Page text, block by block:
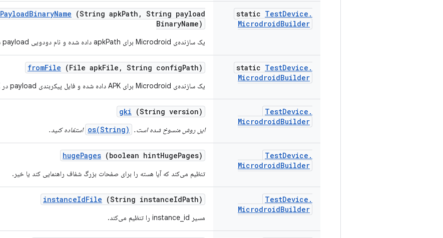
static TestDevice .
MicrodroidBuilder
PayloadBinaryName (String apkPath , String payload
BinaryName)
یک سازنده‌ی Microdroid برای apkPath داده شده و نام دودویی payload در APK ایجاد می‌کند.
static TestDevice .
MicrodroidBuilder
fromFile (File apkFile , String configPath)
یک سازنده‌ی Microdroid برای APK داده شده و فایل پیکربندی payload در APK ایجاد می‌کند.
TestDevice .
MicrodroidBuilder
gki (String version)
این روش منسوخ شده است. os(String) استفاده کنید.
TestDevice .
MicrodroidBuilder
hugePages (boolean hintHugePages)
تنظیم می‌کند که آیا هسته را برای صفحات بزرگ شفاف راهنمایی کند یا خیر.
TestDevice .
MicrodroidBuilder
instanceIdFile (String instanceIdPath)
مسیر instance_id را تنظیم می‌کند.